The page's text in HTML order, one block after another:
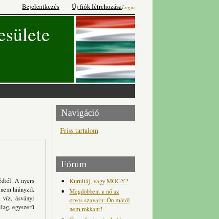
Login
Bejelentkezés Új fiók létrehozása
A nyers
hiányzik
víz, ásványi
egyszerű
Navigáció
Friss tartalom
Fórum
Kurultáj, vagy MOGY?
Megdöbbent a nő az
orvos szavain: Ön mától
nem rokkant!